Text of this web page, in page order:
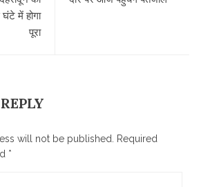
में होगा
पूरा
will not be published.
Required
*